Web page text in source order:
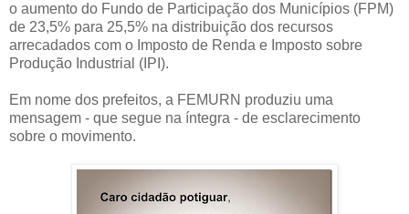
o aumento do Fundo de Participação dos Municípios (FPM)
de 23,5% para 25,5% na distribuição dos recursos
arrecadados com o Imposto de Renda e Imposto sobre
Produção Industrial (IPI).
Em nome dos prefeitos, a FEMURN produziu uma
mensagem - que segue na íntegra - de esclarecimento
sobre o movimento.